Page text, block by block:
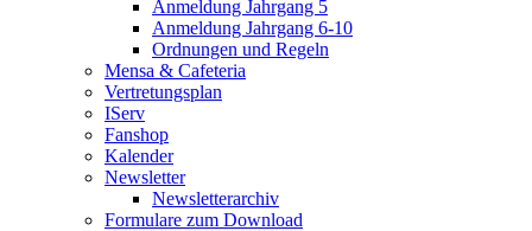
Anmeldung Jahrgang 5
Anmeldung Jahrgang 6-10
Ordnungen und Regeln
Mensa & Cafeteria
Vertretungsplan
IServ
Fanshop
Kalender
Newsletter
Newsletterarchiv
Formulare zum Download